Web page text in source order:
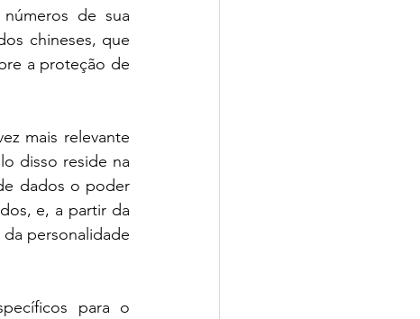
de sua
chineses, que
a proteção de
mais relevante
disso reside na
dados o poder
e, a partir da
personalidade
para o